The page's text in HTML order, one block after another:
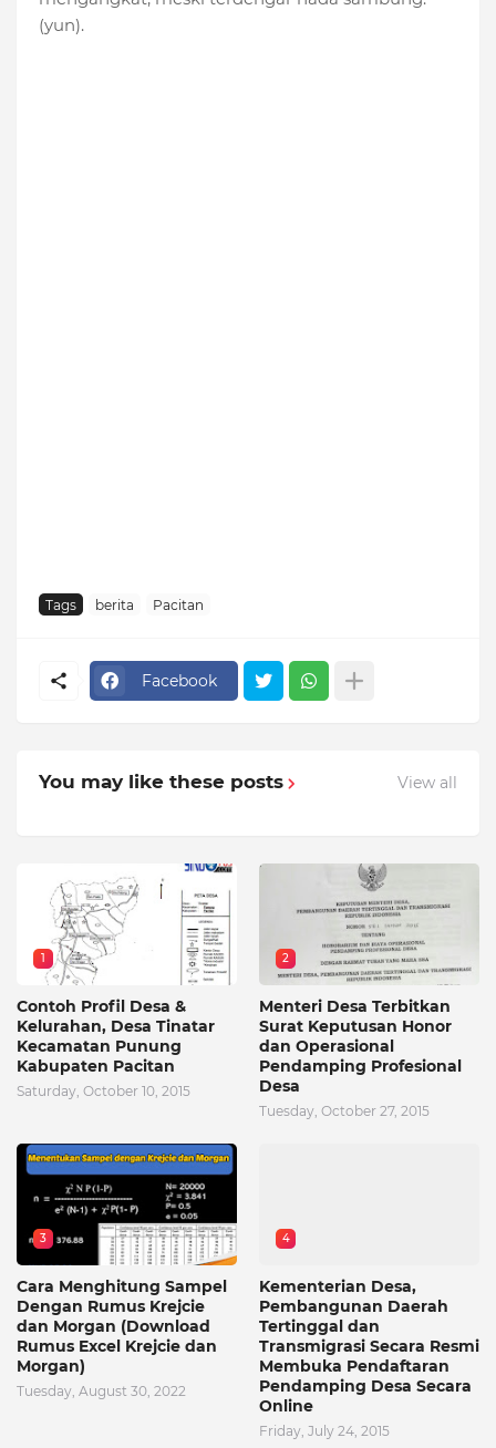
(yun).
Tags berita Pacitan
Facebook
You may like these posts View all
1
Contoh Profil Desa &
Kelurahan, Desa Tinatar
Kecamatan Punung
Kabupaten Pacitan
Saturday, October 10, 2015
2
Menteri Desa Terbitkan
Surat Keputusan Honor
dan Operasional
Pendamping Profesional
Desa
Tuesday, October 27, 2015
3
Cara Menghitung Sampel
Dengan Rumus Krejcie
dan Morgan (Download
Rumus Excel Krejcie dan
Morgan)
Tuesday, August 30, 2022
4
Kementerian Desa,
Pembangunan Daerah
Tertinggal dan
Transmigrasi Secara Resmi
Membuka Pendaftaran
Pendamping Desa Secara
Online
Friday, July 24, 2015